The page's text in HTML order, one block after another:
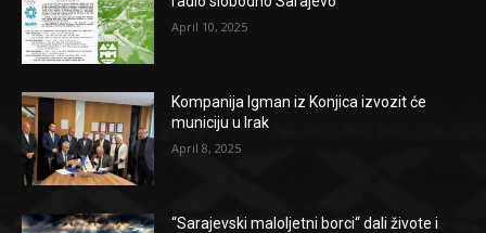
April 10, 2025
Kompanija Igman iz Konjica izvozit će
municiju u Irak
April 8, 2025
“Sarajevski maloljetni borci“ dali živote i